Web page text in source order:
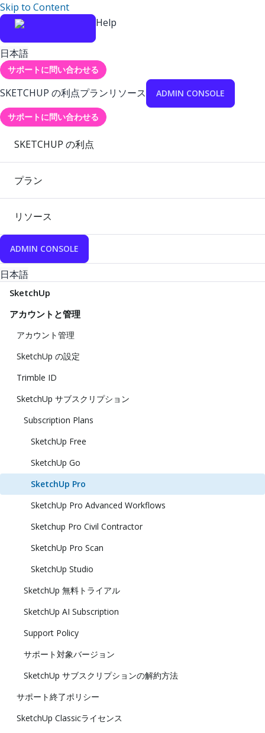
Skip to Content
Help
日本語
サポートに問い合わせる
SKETCHUP の利点プランリソース ADMIN CONSOLE
サポートに問い合わせる
SKETCHUP の利点
プラン
リソース
ADMIN CONSOLE
日本語
SketchUp
アカウントと管理
アカウント管理
SketchUp の設定
Trimble ID
SketchUp サブスクリプション
Subscription Plans
SketchUp Free
SketchUp Go
SketchUp Pro
SketchUp Pro Advanced Workflows
Sketchup Pro Civil Contractor
SketchUp Pro Scan
SketchUp Studio
SketchUp 無料トライアル
SketchUp AI Subscription
Support Policy
サポート対象バージョン
SketchUp サブスクリプションの解約方法
サポート終了ポリシー
SketchUp Classicライセンス